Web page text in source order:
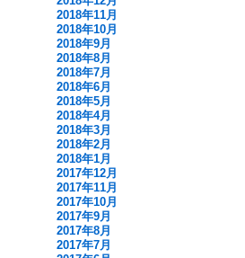
2018年11月
2018年10月
2018年9月
2018年8月
2018年7月
2018年6月
2018年5月
2018年4月
2018年3月
2018年2月
2018年1月
2017年12月
2017年11月
2017年10月
2017年9月
2017年8月
2017年7月